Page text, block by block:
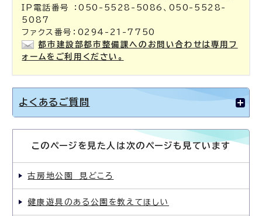
IP電話番号 ：050-5528-5086、050-5528-
5087
ファクス番号：0294-21-7750
都市建設部都市整備課へのお問い合わせは専用フ
ォームをご利用ください。
よくあるご質問
このページを見た人は次のページも見ています
古房地公園 見どころ
健康遊具のある公園を教えてほしい